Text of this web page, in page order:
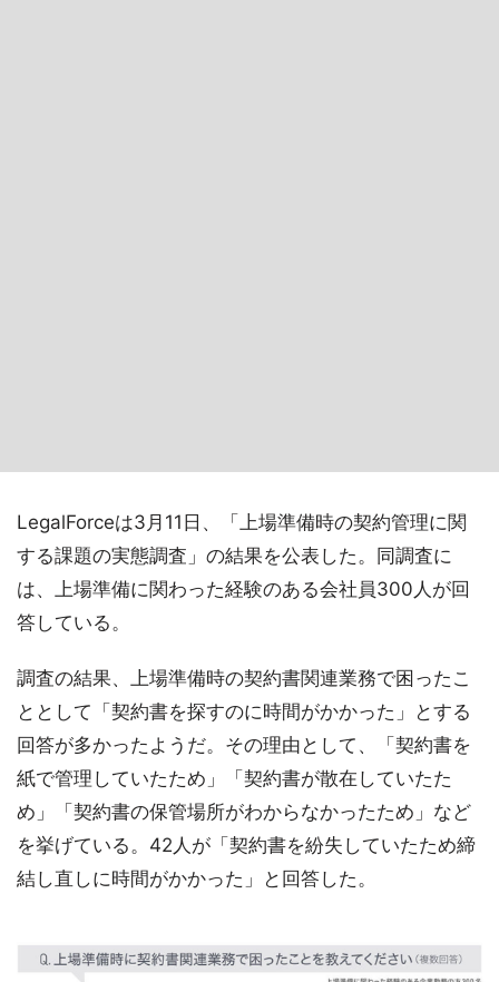
LegalForceは3月11日、「上場準備時の契約管理に関
する課題の実態調査」の結果を公表した。同調査に
は、上場準備に関わった経験のある会社員300人が回
答している。
調査の結果、上場準備時の契約書関連業務で困ったこ
ととして「契約書を探すのに時間がかかった」とする
回答が多かったようだ。その理由として、「契約書を
紙で管理していたため」「契約書が散在していたた
め」「契約書の保管場所がわからなかったため」など
を挙げている。42人が「契約書を紛失していたため締
結し直しに時間がかかった」と回答した。